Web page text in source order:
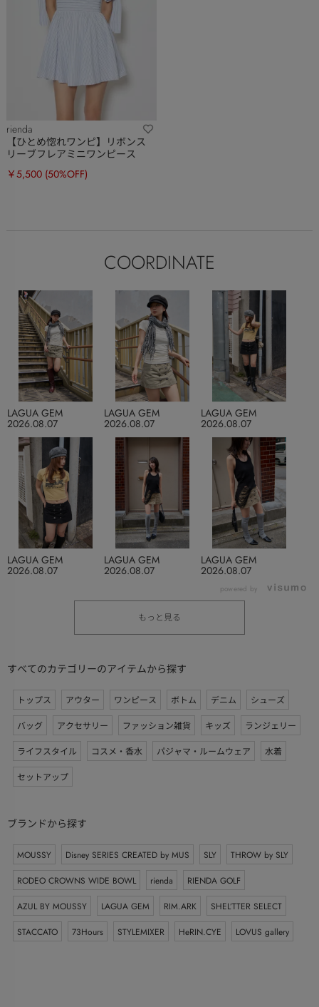
rienda
【ひとめ惚れワンピ】リボンス
リーブフレアミニワンピース
￥5,500 (50%OFF)
COORDINATE
2026.08.07
LAGUA GEM
2026.08.07
LAGUA GEM
2026.08.07
LAGUA GEM
2026.08.07
LAGUA GEM
2026.08.07
LAGUA GEM
2026.08.07
LAGUA GEM
powered by
もっと見る
すべてのカテゴリーのアイテムから探す
トップス アウター ワンピース ボトム デニム
シューズ
バッグ
アクセサリー ファッション雑貨 キッズ
ランジェリー
ライフスタイル
コスメ・香水 パジャマ・ルームウェア
水着
セットアップ
ブランドから探す
MOUSSY Disney SERIES CREATED by MUS SLY
THROW by SLY
RODEO CROWNS WIDE BOWL
rienda
RIENDA GOLF
AZUL BY MOUSSY
LAGUA GEM RIM.ARK
SHEL’TTER SELECT
STACCATO
73Hours STYLEMIXER HeRIN.CYE LOVUS gallery